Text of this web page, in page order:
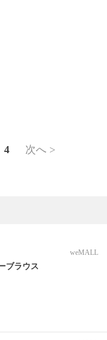
4 次へ >
weMALL
ブラウス